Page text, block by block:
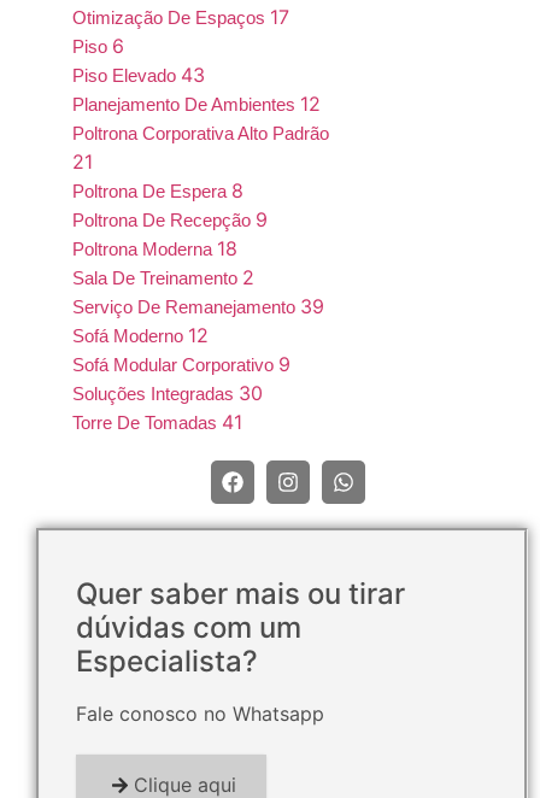
Otimização De Espaços 17
Piso 6
Piso Elevado 43
Planejamento De Ambientes 12
Poltrona Corporativa Alto Padrão
21
Poltrona De Espera 8
Poltrona De Recepção 9
Poltrona Moderna 18
Sala De Treinamento 2
Serviço De Remanejamento 39
Sofá Moderno 12
Sofá Modular Corporativo 9
Soluções Integradas 30
Torre De Tomadas 41
Quer saber mais ou tirar
dúvidas com um
Especialista?
Fale conosco no Whatsapp
Clique aqui